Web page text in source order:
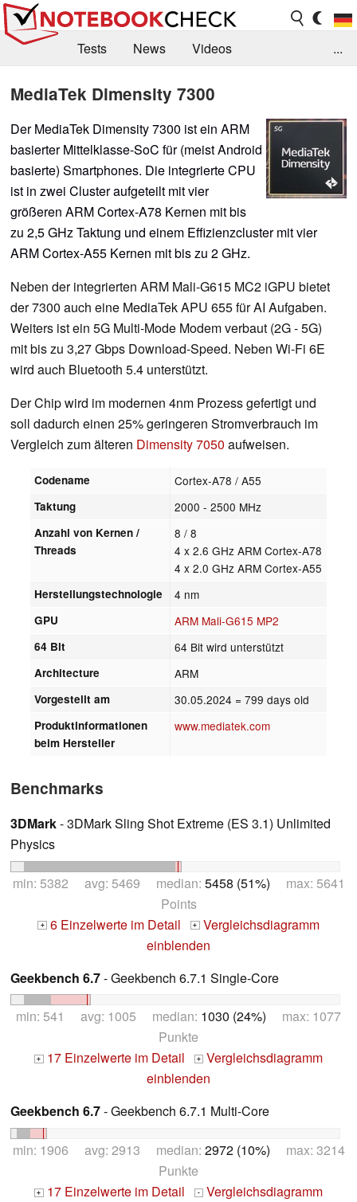
Tests News
Videos
Forum
...
MediaTek Dimensity 7300
Der MediaTek Dimensity 7300 ist ein ARM
basierter Mittelklasse-SoC für (meist Android
basierte) Smartphones. Die integrierte CPU
ist in zwei Cluster aufgeteilt mit vier
größeren ARM Cortex-A78 Kernen mit bis
zu 2,5 GHz Taktung und einem Effizienzcluster mit vier
ARM Cortex-A55 Kernen mit bis zu 2 GHz.
Neben der integrierten ARM Mali-G615 MC2 iGPU bietet
der 7300 auch eine MediaTek APU 655 für AI Aufgaben.
Weiters ist ein 5G Multi-Mode Modem verbaut (2G - 5G)
mit bis zu 3,27 Gbps Download-Speed. Neben Wi-Fi 6E
wird auch Bluetooth 5.4 unterstützt.
Der Chip wird im modernen 4nm Prozess gefertigt und
soll dadurch einen 25% geringeren Stromverbrauch im
Vergleich zum älteren Dimensity 7050 aufweisen.
Codename Cortex-A78 / A55
Taktung 2000 - 2500 MHz
Anzahl von Kernen /
Threads
8 / 8
4 x 2.6 GHz ARM Cortex-A78
4 x 2.0 GHz ARM Cortex-A55
Herstellungstechnologie 4 nm
GPU ARM Mali-G615 MP2
64 Bit 64 Bit wird unterstützt
Architecture ARM
Vorgestellt am 30.05.2024 = 799 days old
Produktinformationen
beim Hersteller
www.mediatek.com
Benchmarks
3DMark- 3DMark Sling Shot Extreme (ES 3.1) Unlimited
Physics
min: 5382 avg: 5469 median: 5458 (51%) max: 5641
Points
+ 6 Einzelwerte im Detail + Vergleichsdiagramm
einblenden
Geekbench 6.7- Geekbench 6.7.1 Single-Core
min: 541 avg: 1005 median: 1030 (24%) max: 1077
Punkte
+ 17 Einzelwerte im Detail +
Vergleichsdiagramm
einblenden
Geekbench 6.7- Geekbench 6.7.1 Multi-Core
min: 1906 avg: 2913 median: 2972 (10%) max: 3214
Punkte
+ 17 Einzelwerte im Detail -
Vergleichsdiagramm